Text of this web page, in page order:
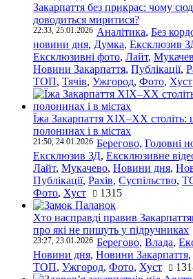
Закарпаття без прикрас: чому
доводиться миритися?
22:33, 25.01.2026 Аналітика, Без
новини дня, Думка, Ексклюзив
Ексклюзивні фото, Лайт,
Новини Закарпаття, Публікації,
ТОП, Тячів, Ужгород, Фото, Хуст
Їжа Закарпаття ХІХ–ХХ століть:
полонинах і в містах
21:50, 24.01.2026 Берегово, Головні
Ексклюзив ЗД, Ексклюзивне
Лайт, Мукачево, Новини дня,
Публікації, Рахів, Суспільство,
Фото, Хуст 1315
Хто насправді правив
про які не пишуть у підручниках
23:27, 23.01.2026 Берегово, Влада,
Новини дня, Новини Закарпаття,
ТОП, Ужгород, Фото, Хуст